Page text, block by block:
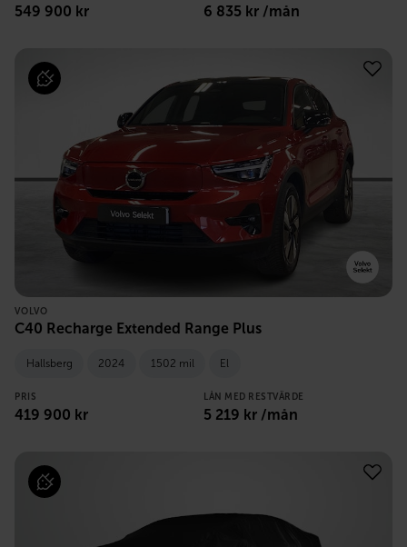
549 900 kr 6 835 kr /mån
VOLVO
C40 Recharge Extended Range Plus
Hallsberg 2024 1502 mil El
PRIS
419 900 kr
LÅN MED RESTVÄRDE
5 219 kr /mån